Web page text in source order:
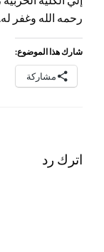
رحمه الله وغفر
شارك هذا الموضوع:
مشاركة
اترك رد